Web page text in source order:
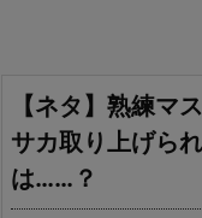
【ネタ】熟練マ
サカ取り上げら
は……？